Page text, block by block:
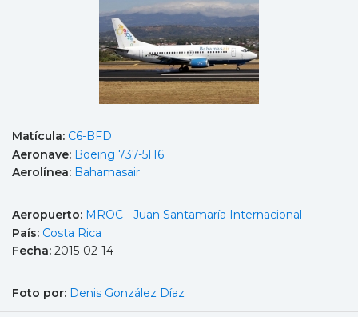
Matícula: C6-BFD
Aeronave: Boeing 737-5H6
Aerolínea: Bahamasair
Aeropuerto: MROC - Juan Santamaría Internacional
País: Costa Rica
Fecha: 2015-02-14
Foto por: Denis González Díaz